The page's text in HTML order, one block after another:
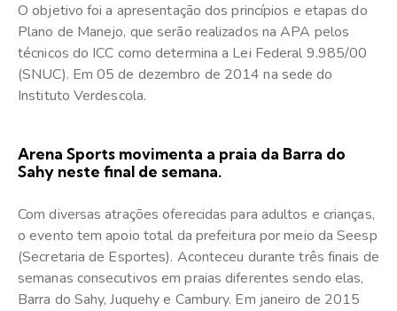
O objetivo foi a apresentação dos princípios e etapas do
Plano de Manejo, que serão realizados na APA pelos
técnicos do ICC como determina a Lei Federal 9.985/00
(SNUC). Em 05 de dezembro de 2014 na sede do
Instituto Verdescola.
Arena Sports movimenta a praia da Barra do
Sahy neste final de semana.
Com diversas atrações oferecidas para adultos e crianças,
o evento tem apoio total da prefeitura por meio da Seesp
(Secretaria de Esportes). Aconteceu durante três finais de
semanas consecutivos em praias diferentes sendo elas,
Barra do Sahy, Juquehy e Cambury. Em janeiro de 2015